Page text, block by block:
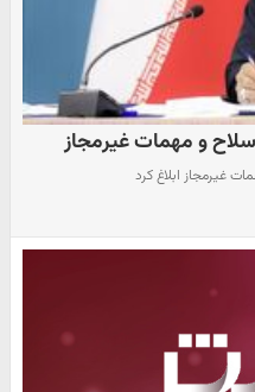
سلاح و مهمات غیرمجاز
غیرمجاز ابلاغ کرد